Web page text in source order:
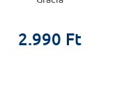
2.990 Ft